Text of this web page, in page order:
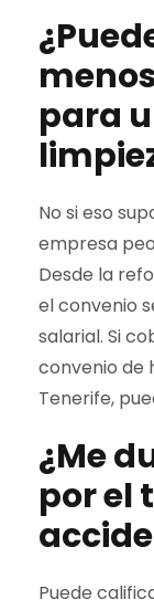
para
No si eso
empresa
Desde la
el convenio
salarial. Si
convenio de
Tenerife,
¿Me
por el
Puede